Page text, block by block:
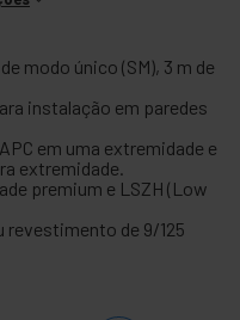
modo único (SM), 3 m de
instalação em paredes
em uma extremidade e
extremidade.
premium e LSZH (Low
revestimento de 9/125